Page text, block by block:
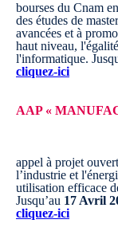
bourses du Cnam
des études de
avancées et à
haut niveau,
l'informatique.
cliquez-ici
AAP «
appel à projet
l’industrie et
utilisation efficace
Jusqu’au 17 Avril
cliquez-ici